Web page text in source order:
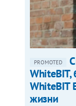
PROMOTED
WhiteBIT,
WhiteBIT
жизни